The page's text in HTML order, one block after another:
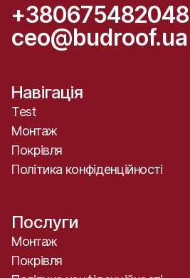
+380675482048
ceo@budroof.ua
Навігація
Test
Монтаж
Покрівля
Політика конфіденційності
Послуги
Монтаж
Покрівля